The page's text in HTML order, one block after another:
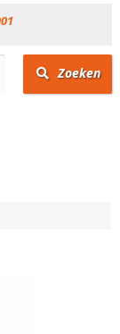
Zoeken